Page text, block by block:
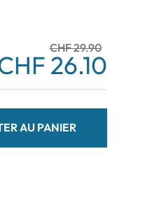
CHF 29.90
26.10
AU PANIER